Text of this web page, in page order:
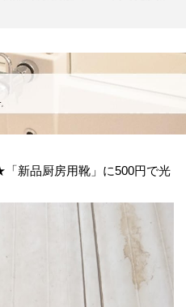
新品厨房用靴」に500円で光